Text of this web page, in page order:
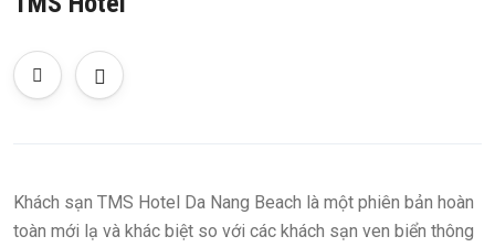
Khách sạn TMS Hotel Da Nang Beach là một phiên bản hoàn
toàn mới lạ và khác biệt so với các khách sạn ven biển thông